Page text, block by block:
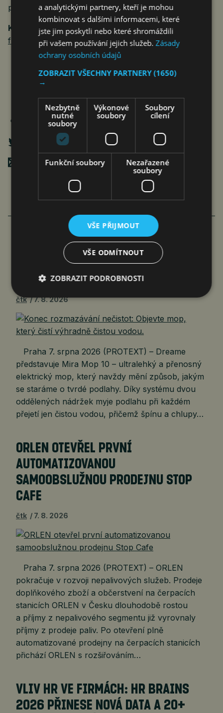
pekingského času.
KONTAKT: Furniture China a Maison Shanghai,
furniture@imsinoexpo.com
Poslat mailem
KONEC ROZMAZÁVÁNÍ NEČISTOT:
OBJEVTE MOP, KTERÝ ČISTÍ
VÝHRADNĚ ČISTOU VODOU.
čtk 7. 8. 2026
Praha 7. srpna 2026 (PROTEXT) – Dreame
představuje Mira Mop 10 – ultralehký a přenosný
elektrický mop, který navždy mění způsob, jakým
se staráme o tvrdé podlahy. Díky systému dvou
oddělených nádržek myje podlahu při každém
přejetí jen čistou vodou, přičemž špínu a chlupy…
ORLEN OTEVŘEL PRVNÍ
AUTOMATIZOVANOU
SAMOOBSLUŽNOU PRODEJNU STOP
CAFE
čtk 7. 8. 2026
Praha 7. srpna 2026 (PROTEXT) – ORLEN
pokračuje v rozvoji nepalivových služeb. Prodeje
doplňkového zboží a občerstvení na čerpacích
stanicích ORLEN v Česku dlouhodobě rostou
a příjmy z nepalivového segmentu již vyrovnaly
příjmy z prodeje paliv. Po otevření plně
automatizované prodejny na čerpacích stanicích
přichází ORLEN s rozšiřováním…
VLIV HR VE FIRMÁCH: HR BRAINS
2026 PŘINESE NOVÁ DATA A 20+
a analytickými partnery, kteří je mohou
kombinovat s dalšími informacemi, které
jste jim poskytli nebo které shromáždili
při vašem používání jejich služeb.Zásady
ochrany osobních údajů
ZOBRAZIT VŠECHNY PARTNERY(1650)
→
Nezbytně
nutné
soubory
Výkonové
soubory
Soubory
cílení
Funkční soubory
Nezařazené
soubory
VŠE PŘIJMOUT
VŠE ODMÍTNOUT
ZOBRAZIT PODROBNOSTI